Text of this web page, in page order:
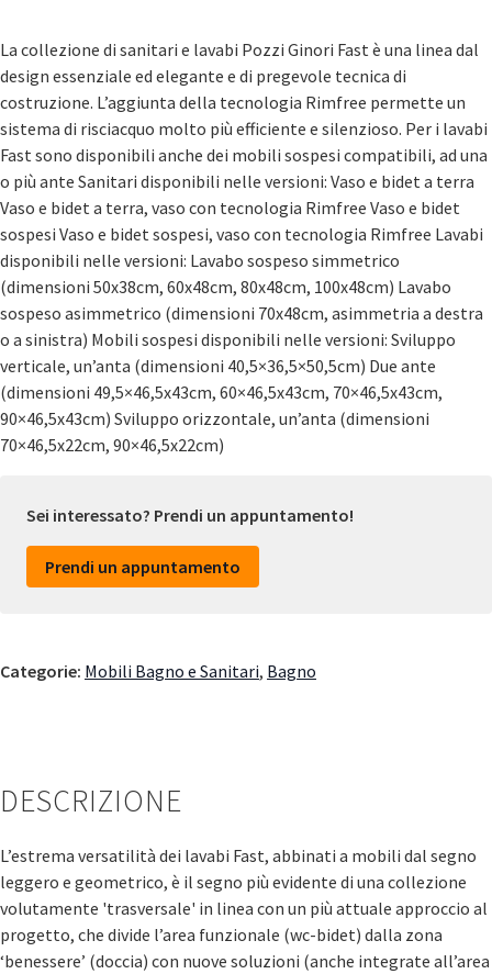
La collezione di sanitari e lavabi Pozzi Ginori Fast è una linea dal
design essenziale ed elegante e di pregevole tecnica di
costruzione. L’aggiunta della tecnologia Rimfree permette un
sistema di risciacquo molto più efficiente e silenzioso. Per i lavabi
Fast sono disponibili anche dei mobili sospesi compatibili, ad una
o più ante Sanitari disponibili nelle versioni: Vaso e bidet a terra
Vaso e bidet a terra, vaso con tecnologia Rimfree Vaso e bidet
sospesi Vaso e bidet sospesi, vaso con tecnologia Rimfree Lavabi
disponibili nelle versioni: Lavabo sospeso simmetrico
(dimensioni 50x38cm, 60x48cm, 80x48cm, 100x48cm) Lavabo
sospeso asimmetrico (dimensioni 70x48cm, asimmetria a destra
o a sinistra) Mobili sospesi disponibili nelle versioni: Sviluppo
verticale, un’anta (dimensioni 40,5×36,5×50,5cm) Due ante
(dimensioni 49,5×46,5x43cm, 60×46,5x43cm, 70×46,5x43cm,
90×46,5x43cm) Sviluppo orizzontale, un’anta (dimensioni
70×46,5x22cm, 90×46,5x22cm)
Sei interessato? Prendi un appuntamento!
Prendi un appuntamento
Categorie: Mobili Bagno e Sanitari, Bagno
DESCRIZIONE
L’estrema versatilità dei lavabi Fast, abbinati a mobili dal segno
leggero e geometrico, è il segno più evidente di una collezione
volutamente 'trasversale' in linea con un più attuale approccio al
progetto, che divide l’area funzionale (wc-bidet) dalla zona
‘benessere’ (doccia) con nuove soluzioni (anche integrate all’area